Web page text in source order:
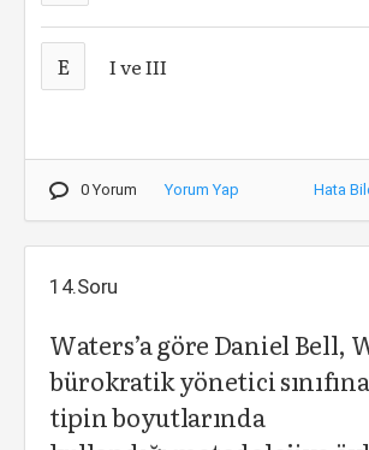
E I ve III
0 Yorum Yorum Yap Hata
14.Soru
Waters’a göre Daniel Bell,
bürokratik yönetici
tipin boyutlarında